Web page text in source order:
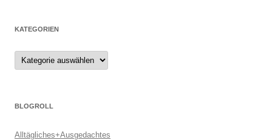
KATEGORIEN
Kategorien
BLOGROLL
Alltägliches+Ausgedachtes